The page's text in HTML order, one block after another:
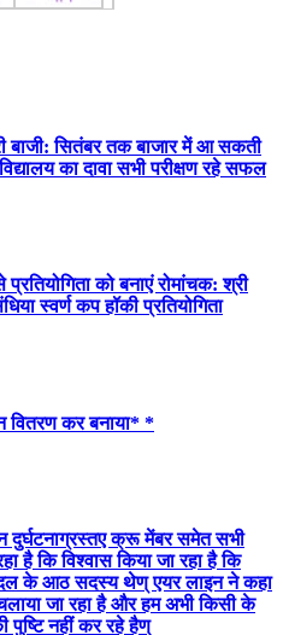
बाजी: सितंबर तक बाजार में आ सकती
का दावा सभी परीक्षण रहे सफल
को बनाएं रोमांचक: श्री
स्वर्ण कप हॉकी प्रतियोगिता
वितरण कर बनाया* *
दुर्घटनाग्रस्तए क्रू मेंबर समेत सभी
है कि विश्वास किया जा रहा है कि
के आठ सदस्य थेण् एयर लाइन ने कहा
जा रहा है और हम अभी किसी के
पुष्टि नहीं कर रहे हैण्